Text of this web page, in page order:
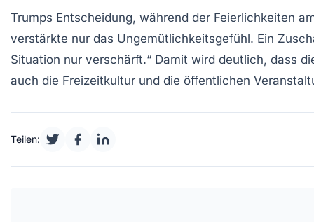
Trumps Entscheidung, während der Feierlichkeiten
verstärkte nur das Ungemütlichkeitsgefühl. Ein
Situation nur verschärft.“ Damit wird deutlich, dass
auch die Freizeitkultur und die öffentlichen
Teilen: